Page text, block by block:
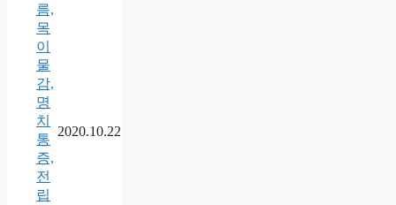
름,
목
이
물
감,
명
치
통
증,
전
립
2020.10.22